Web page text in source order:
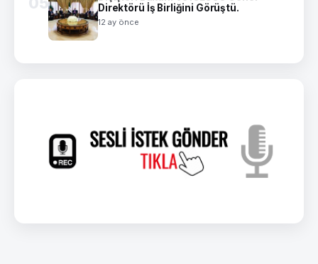
Direktörü İş Birliğini Görüştü.
12 ay önce